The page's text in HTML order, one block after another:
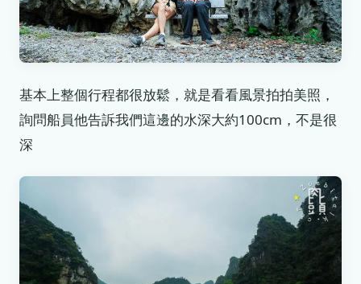
基本上整個行程都很放鬆，就是看看風景拍拍美照，
詢問船員他告訴我們這邊的水深大約100cm，不是很
深